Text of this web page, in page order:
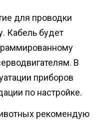
для проводки
Кабель будет
В
приборов
по настройке.
рекомендую